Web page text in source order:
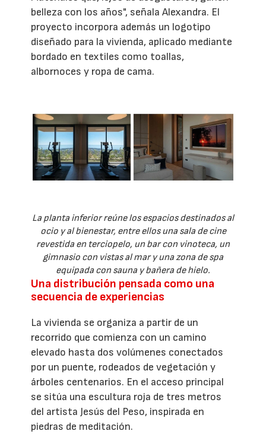
belleza con los años", señala Alexandra. El
proyecto incorpora además un logotipo
diseñado para la vivienda, aplicado mediante
bordado en textiles como toallas,
albornoces y ropa de cama.
La planta inferior reúne los espacios destinados al
ocio y al bienestar, entre ellos una sala de cine
revestida en terciopelo, un bar con vinoteca, un
gimnasio con vistas al mar y una zona de spa
equipada con sauna y bañera de hielo.
Una distribución pensada como una
secuencia de experiencias
La vivienda se organiza a partir de un
recorrido que comienza con un camino
elevado hasta dos volúmenes conectados
por un puente, rodeados de vegetación y
árboles centenarios. En el acceso principal
se sitúa una escultura roja de tres metros
del artista Jesús del Peso, inspirada en
piedras de meditación.